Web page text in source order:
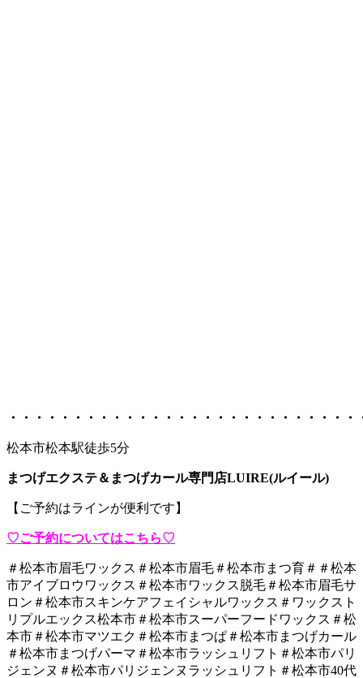
・・・・・・・・・・・・・・・・・・・・・・・・・・・
松本市松本駅徒歩5分
まつげエクステ＆まつげカール専門店LUIRE(ルイール)
【ご予約はラインが便利です】
♡ご予約についてはこちら♡
＃松本市眉毛ワックス＃松本市眉毛＃松本市まつ育＃＃松本
市アイブロウワックス＃松本市ワックス脱毛＃松本市眉毛サ
ロン＃松本市スキンケアフェイシャルワックス＃ワックスト
リプルエックス松本市＃松本市スーパーフードワックス＃松
本市＃松本市マツエク＃松本市まつぱ＃松本市まつげカール
＃松本市まつげパーマ＃松本市ラッシュリフト＃松本市パリ
ジェンヌ＃松本市パリジェンヌラッシュリフト＃松本市40代